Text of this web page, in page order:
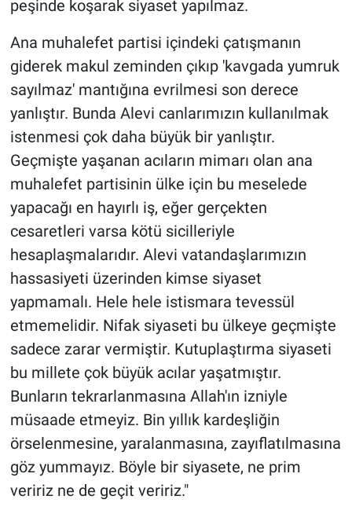
peşinde koşarak siyaset yapılmaz.
Ana muhalefet partisi içindeki çatışmanın
giderek makul zeminden çıkıp 'kavgada yumruk
sayılmaz' mantığına evrilmesi son derece
yanlıştır. Bunda Alevi canlarımızın kullanılmak
istenmesi çok daha büyük bir yanlıştır.
Geçmişte yaşanan acıların mimarı olan ana
muhalefet partisinin ülke için bu meselede
yapacağı en hayırlı iş, eğer gerçekten
cesaretleri varsa kötü sicilleriyle
hesaplaşmalarıdır. Alevi vatandaşlarımızın
hassasiyeti üzerinden kimse siyaset
yapmamalı. Hele hele istismara tevessül
etmemelidir. Nifak siyaseti bu ülkeye geçmişte
sadece zarar vermiştir. Kutuplaştırma siyaseti
bu millete çok büyük acılar yaşatmıştır.
Bunların tekrarlanmasına Allah'ın izniyle
müsaade etmeyiz. Bin yıllık kardeşliğin
örselenmesine, yaralanmasına, zayıflatılmasına
göz yummayız. Böyle bir siyasete, ne prim
veririz ne de geçit veririz."